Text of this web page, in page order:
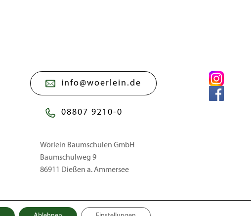
info@woerlein.de
08807 9210-0
Wörlein Baumschulen GmbH
Baumschulweg 9
86911 Dießen a. Ammersee